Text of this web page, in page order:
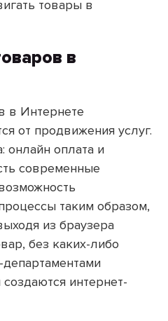
товары в
в
в Интернете
от продвижения услуг.
онлайн оплата и
современные
таким образом,
из браузера
без каких-либо
интернет-